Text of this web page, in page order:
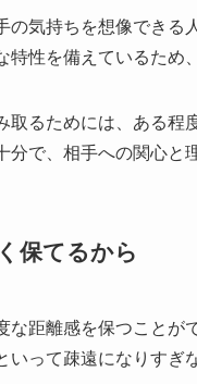
の気持ちを想像できる
性を備えているため
取るためには、ある程
で、相手への関心と
保てるから
距離感を保つことが
いって疎遠になりす